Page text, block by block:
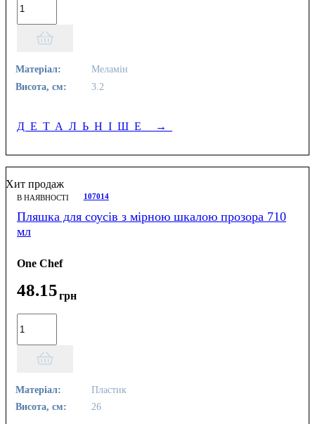
Матеріал:
Меламін
Висота, см:
3.2
ДЕТАЛЬНІШЕ →
Хит продаж
В НАЯВНОСТІ 107014
Пляшка для соусів з мірною шкалою прозора 710
мл
One Chef
48.15грн
Матеріал:
Пластик
Висота, см:
26